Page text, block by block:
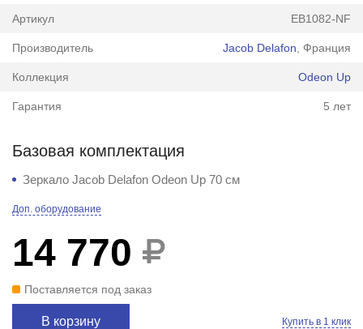
Артикул EB1082-NF
Производитель Jacob Delafon , Франция
Коллекция Odeon Up
Гарантия 5 лет
Базовая комплектация
Зеркало Jacob Delafon Odeon Up 70 см
Доп. оборудование
14 770
Поставляется под заказ
В корзину Купить в 1 клик